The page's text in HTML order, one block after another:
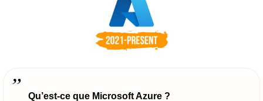
Qu’est-ce que Microsoft Azure ?